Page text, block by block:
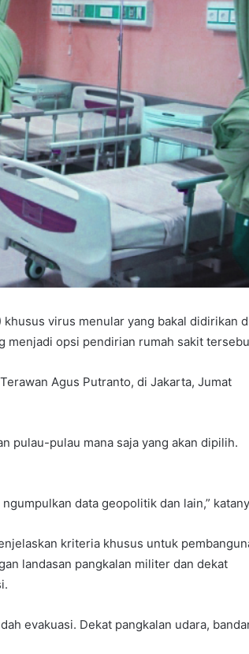
khusus virus menular yang bakal didirikan
menjadi opsi pendirian rumah sakit
Agus Putranto, di Jakarta, Jumat
pulau-pulau mana saja yang akan dipilih.
data geopolitik dan lain,”
kriteria khusus untuk
landasan pangkalan militer dan dekat
evakuasi. Dekat pangkalan udara,